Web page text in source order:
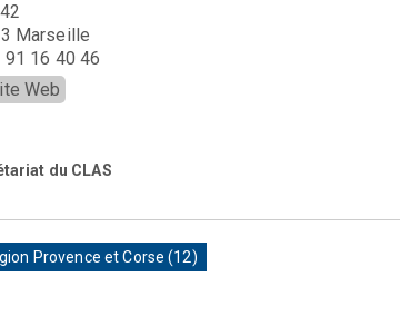
Marseille
91 16 40 46
Web
du CLAS
Provence et Corse (12)